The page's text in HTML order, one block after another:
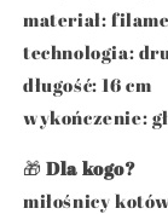
materiał:
technologia:
długość: 16 cm
wykończenie:
🎁Dla kogo?
miłośnicy